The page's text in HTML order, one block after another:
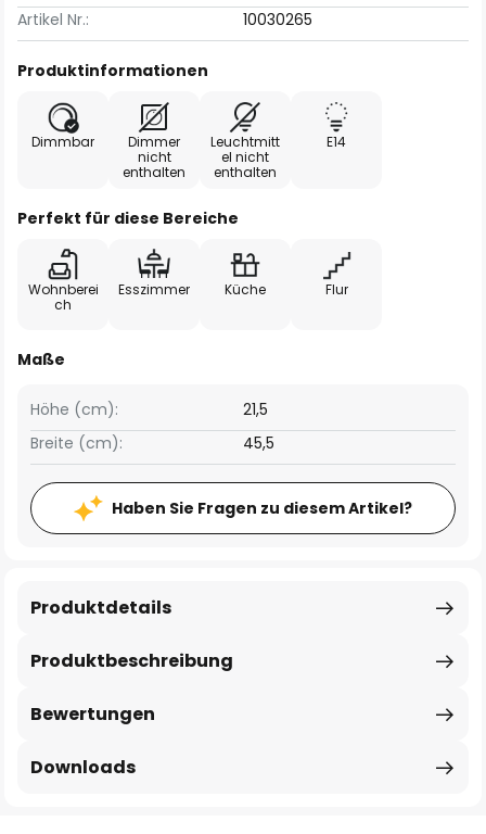
Artikel Nr.:
10030265
Produktinformationen
Dimmbar
Dimmer
nicht
enthalten
Leuchtmitt
el nicht
enthalten
E14
Perfekt für diese Bereiche
Wohnberei
ch
Esszimmer Küche Flur
Maße
Breite (cm): 45,5
Höhe (cm): 21,5
Haben Sie Fragen zu diesem Artikel?
Produktbeschreibung
Produktdetails
Bewertungen
Downloads